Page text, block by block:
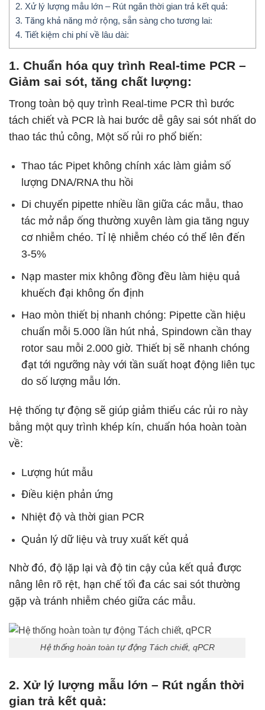
2. Xử lý lượng mẫu lớn – Rút ngắn thời gian trả kết quả:
3. Tăng khả năng mở rộng, sẵn sàng cho tương lai:
4. Tiết kiệm chi phí về lâu dài:
1. Chuẩn hóa quy trình Real-time PCR –
Giảm sai sót, tăng chất lượng:
Trong toàn bộ quy trình Real-time PCR thì bước
tách chiết và PCR là hai bước dễ gây sai sót nhất do
thao tác thủ công, Một số rủi ro phổ biến:
Thao tác Pipet không chính xác làm giảm số
lượng DNA/RNA thu hồi
Di chuyển pipette nhiều lần giữa các mẫu, thao
tác mở nắp ống thường xuyên làm gia tăng nguy
cơ nhiễm chéo. Tỉ lệ nhiễm chéo có thể lên đến
3-5%
Nạp master mix không đồng đều làm hiệu quả
khuếch đại không ổn định
Hao mòn thiết bị nhanh chóng: Pipette cần hiệu
chuẩn mỗi 5.000 lần hút nhả, Spindown cần thay
rotor sau mỗi 2.000 giờ. Thiết bị sẽ nhanh chóng
đạt tới ngưỡng này với tần suất hoạt động liên tục
do số lượng mẫu lớn.
Hệ thống tự động sẽ giúp giảm thiểu các rủi ro này
bằng một quy trình khép kín, chuẩn hóa hoàn toàn
về:
Lượng hút mẫu
Điều kiện phản ứng
Nhiệt độ và thời gian PCR
Quản lý dữ liệu và truy xuất kết quả
Nhờ đó, độ lặp lại và độ tin cậy của kết quả được
nâng lên rõ rệt, hạn chế tối đa các sai sót thường
gặp và tránh nhiễm chéo giữa các mẫu.
Hệ thống hoàn toàn tự động Tách chiết, qPCR
2. Xử lý lượng mẫu lớn – Rút ngắn thời
gian trả kết quả: